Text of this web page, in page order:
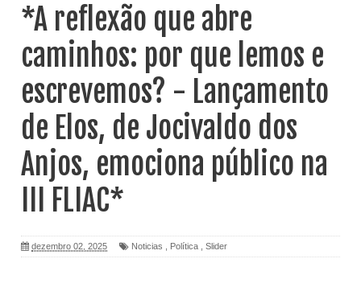
*A reflexão que abre
caminhos: por que lemos e
escrevemos? - Lançamento
de Elos, de Jocivaldo dos
Anjos, emociona público na
III FLIAC*
dezembro 02, 2025 Noticias Política Slider